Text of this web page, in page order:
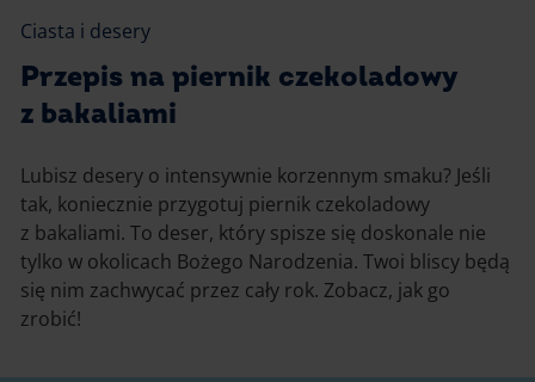
Napoje i koktajle
Ciasta i desery
Przepis na piernik czekoladowy
z bakaliami
Lubisz desery o intensywnie korzennym smaku? Jeśli
tak, koniecznie przygotuj piernik czekoladowy
z bakaliami. To deser, który spisze się doskonale nie
tylko w okolicach Bożego Narodzenia. Twoi bliscy będą
się nim zachwycać przez cały rok. Zobacz, jak go
zrobić!